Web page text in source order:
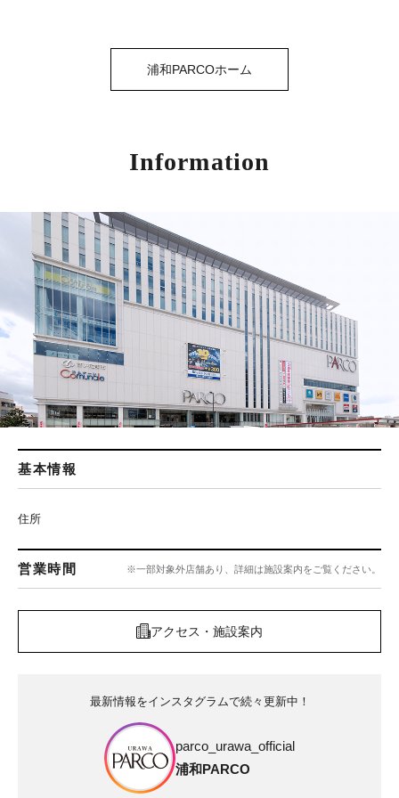
浦和PARCOホーム
Information
基本情報
住所
営業時間 ※一部対象外店舗あり、詳細は施設案内をご覧ください。
アクセス・施設案内
最新情報をインスタグラムで続々更新中！
parco_urawa_official
浦和PARCO